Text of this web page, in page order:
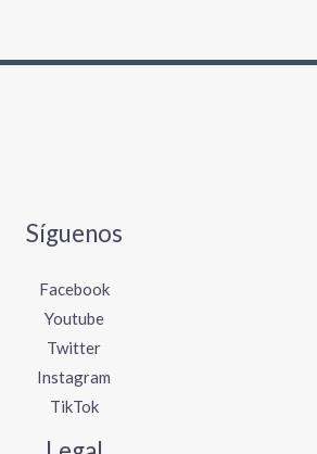
Síguenos
Facebook
Youtube
Twitter
Instagram
TikTok